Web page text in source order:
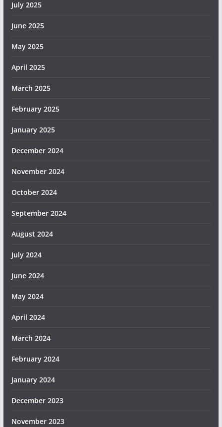
July 2025
June 2025
May 2025
April 2025
March 2025
February 2025
January 2025
December 2024
November 2024
October 2024
September 2024
August 2024
July 2024
June 2024
May 2024
April 2024
March 2024
February 2024
January 2024
December 2023
November 2023